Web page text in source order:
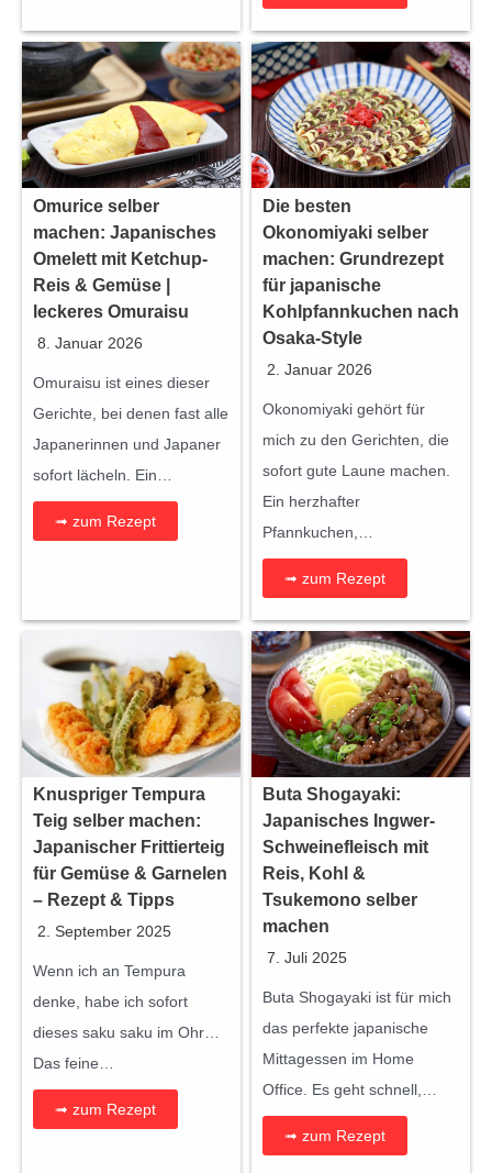
Omurice selber
machen: Japanisches
Omelett mit Ketchup-
Reis & Gemüse |
leckeres Omuraisu
8. Januar 2026
Omuraisu ist eines dieser
Gerichte, bei denen fast alle
Japanerinnen und Japaner
sofort lächeln. Ein…
➟ zum Rezept
Die besten
Okonomiyaki selber
machen: Grundrezept
für japanische
Kohlpfannkuchen nach
Osaka-Style
2. Januar 2026
Okonomiyaki gehört für
mich zu den Gerichten, die
sofort gute Laune machen.
Ein herzhafter
Pfannkuchen,…
➟ zum Rezept
Knuspriger Tempura
Teig selber machen:
Japanischer Frittierteig
für Gemüse & Garnelen
– Rezept & Tipps
2. September 2025
Wenn ich an Tempura
denke, habe ich sofort
dieses saku saku im Ohr…
Das feine…
➟ zum Rezept
Buta Shogayaki:
Japanisches Ingwer-
Schweinefleisch mit
Reis, Kohl &
Tsukemono selber
machen
7. Juli 2025
Buta Shogayaki ist für mich
das perfekte japanische
Mittagessen im Home
Office. Es geht schnell,…
➟ zum Rezept